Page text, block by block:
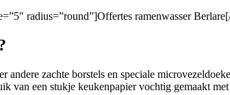
radius=”round”]Offertes ramenwasser
zachte borstels en speciale
van een stukje keukenpapier vochtig gemaakt